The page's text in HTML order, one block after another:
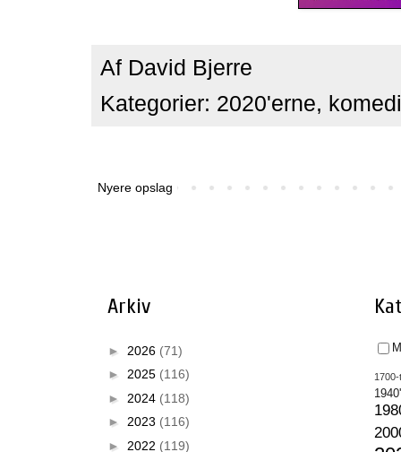
Af David Bjerre
Kategorier: 2020'erne,
Nyere opslag
Arkiv
► 2026 (71)
► 2025 (116)
► 2024 (118)
► 2023 (116)
► 2022 (119)
1700-